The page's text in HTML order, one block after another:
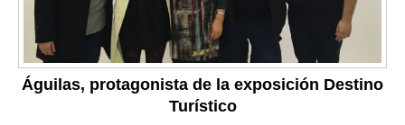
Águilas, protagonista de la exposición Destino
Turístico